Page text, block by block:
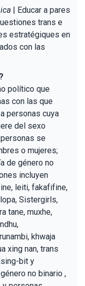
| Educar a pares
trans e
estratégiques en
con las
político que
con las que
personas cuya
del sexo
se
o mujeres;
de género no
incluyen
leiti, fakafifine,
Sistergirls,
tane, muxhe,
khwaja
xing nan, trans
bit y
no binario ,